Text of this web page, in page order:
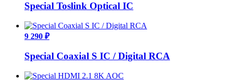
Special Toslink Optical IC
9 290 ₽
Special Coaxial S IC / Digital RCA